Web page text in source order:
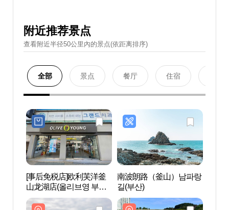
附近推荐景点
查看附近半径50公里內的景点(依距离排序)
全部 景点 餐厅 住宿
[事后免税店]欧利芙洋釜
山龙湖店(올리브영 부산
용호점)
南波朗路（釜山）남파랑
길(부산)